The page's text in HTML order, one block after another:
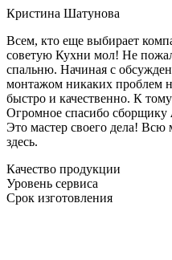
Кристина Шатунова
Всем, кто еще выбирает
советую Кухни мол! Не
спальню. Начиная с
монтажом никаких проблем
быстро и качественно. К
Огромное спасибо сборщику
Это мастер своего дела! Всю
здесь.
Качество продукции
Уровень сервиса
Срок изготовления